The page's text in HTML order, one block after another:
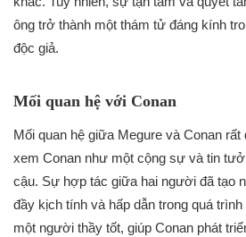
ông trở thành một thám tử đáng kính
độc giả.
Mối quan hệ với Conan
Mối quan hệ giữa Megure và Conan
xem Conan như một cộng sự và tin
cậu. Sự hợp tác giữa hai người đã tạo
đầy kịch tính và hấp dẫn trong quá
một người thầy tốt, giúp Conan phát